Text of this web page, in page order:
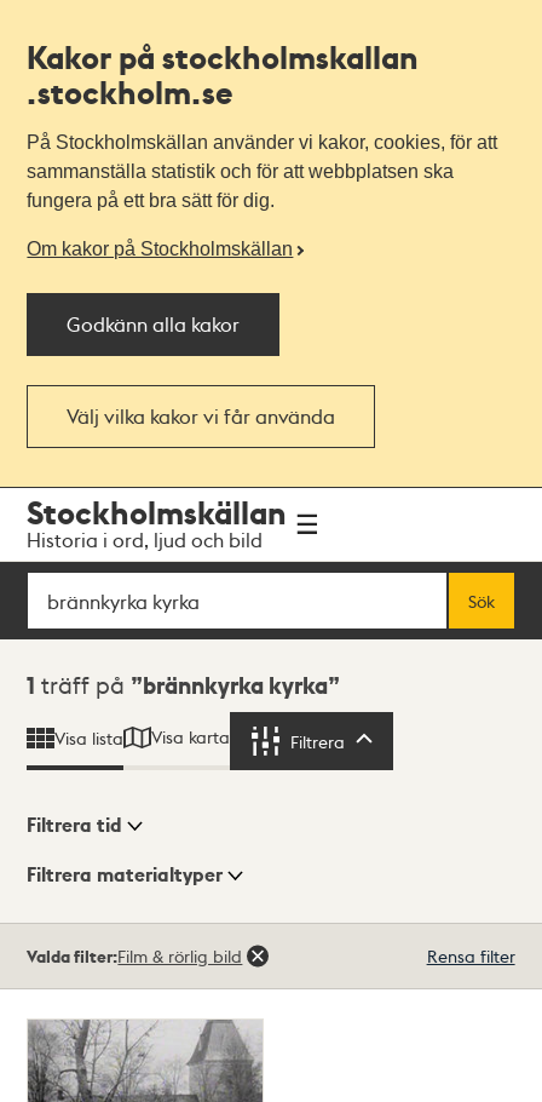
Kakor på stockholmskallan
.stockholm.se
På Stockholmskällan använder vi kakor, cookies, för att
sammanställa statistik och för att webbplatsen ska
fungera på ett bra sätt för dig.
Om kakor på Stockholmskällan
Godkänn alla kakor
Välj vilka kakor vi får använda
navigationen
huvudinnehållet
Stockholmskällan
Historia i ord, ljud och bild
Sök
Sök
Sökresultat
1 träff på brännkyrka kyrka
Visa lista Visa karta Filtrera
Visningsläge
Filtrera tid
Filtrera materialtyper
träffar
Valda filter:Film & rörlig bild Rensa filter